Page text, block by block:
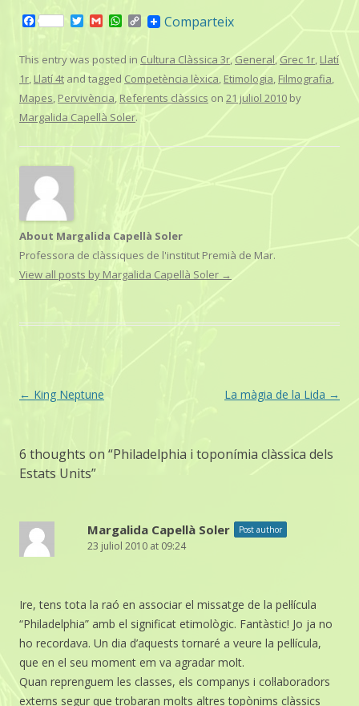
F
e
b
o
o
T
t
t
e
r
G
i
W
t
s
A
p
p
C
o
y
i
n
Comparteix
This entry was posted in Cultura Clàssica 3r,General,Grec 1r, Llatí
1r, Llatí 4t and tagged Competència lèxica, Etimologia, Filmografia,
Mapes, Pervivència, Referents clàssics on 21 juliol 2010 by
Margalida Capellà Soler.
About Margalida Capellà Soler
Professora de clàssiques de l'institut Premià de Mar.
View all posts by Margalida Capellà Soler →
Post
← King Neptune La màgia de la Lida →
6 thoughts on “Philadelphia i toponímia clàssica dels
Estats Units”
Margalida Capellà Soler Post author
23 juliol 2010 at 09:24
Ire, tens tota la raó en associar el missatge de la pel·lícula
“Philadelphia” amb el significat etimològic. Fantàstic! Jo ja no
ho recordava. Un dia d’aquests tornaré a veure la pel·lícula,
que en el seu moment em va agradar molt.
Quan reprenguem les classes, els companys i col·laboradors
externs segur que trobaran molts altres topònims clàssics